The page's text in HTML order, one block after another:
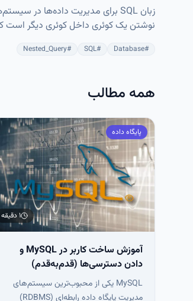
#
Database
#
SQL
#
Nested_Query
همه مطالب
پایگاه داده
۱ دقیقه
آموزش ساخت کاربر در MySQL و
دادن دسترسی‌ها (قدم‌به‌قدم)
MySQL یکی از محبوب‌ترین سیستم‌های
مدیریت پایگاه داده رابطه‌ای (RDBMS)